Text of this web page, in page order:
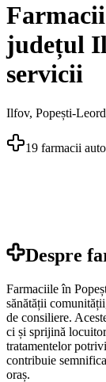
județul
servicii
Ilfov, Popești-
19 farmacii
Despre
Farmaciile în
sănătății
de consiliere.
ci și sprijină
tratamentelor
contribuie
oraș.